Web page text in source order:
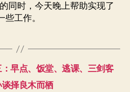
同时，今天晚上帮助实现了
工作。
早点、饭堂、逃课、三剑客
择良木而栖